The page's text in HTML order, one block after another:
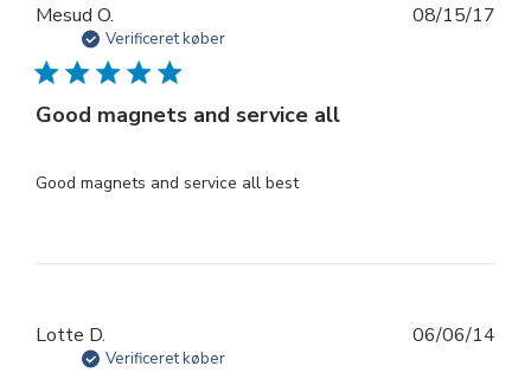
Mesud O.
Verificeret køber
Good magnets and service all
Good magnets and service all best
08/15/17
Lotte D.
Verificeret køber
06/06/14